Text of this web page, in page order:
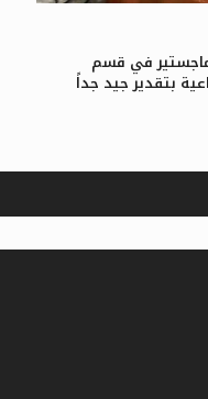
في قسم
بتقدير جيد جداً